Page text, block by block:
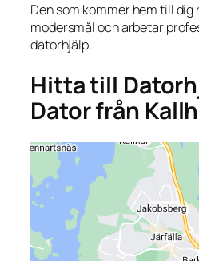
Den som kommer hem till dig
modersmål och arbetar
datorhjälp.
Hitta till
Dator från